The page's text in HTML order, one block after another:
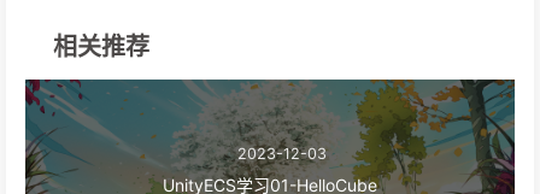
相关推荐
2023-12-03
UnityECS学习01-HelloCube